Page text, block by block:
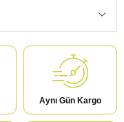
Aynı Gün Kargo